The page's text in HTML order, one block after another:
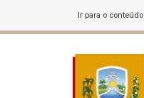
Ir para o conteúdo